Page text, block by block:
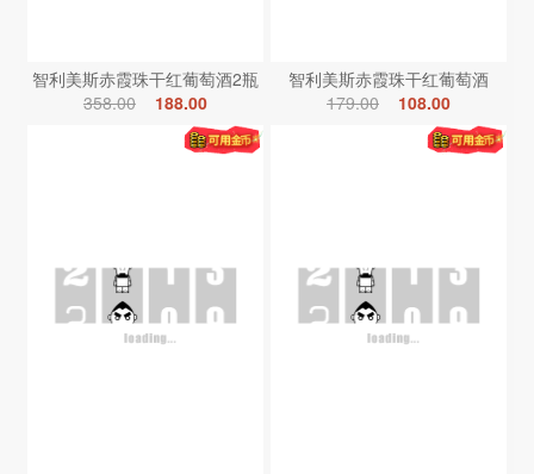
智利美斯赤霞珠干红葡萄酒2瓶
358.00
188.00
智利美斯赤霞珠干红葡萄酒
179.00
108.00